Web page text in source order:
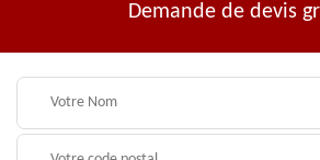
Demande de devis